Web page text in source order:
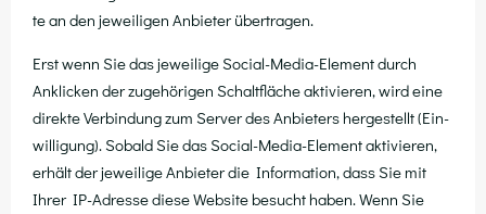
te an den jewei­li­gen Anbie­ter übertragen.
Erst wenn Sie das jewei­li­ge Social-Media-Ele­ment durch
Ankli­cken der zuge­hö­ri­gen Schalt­flä­che akti­vie­ren, wird eine
direk­te Ver­bin­dung zum Ser­ver des Anbie­ters her­ge­stellt (Ein­
wil­li­gung). Sobald Sie das Social-Media-Ele­ment akti­vie­ren,
erhält der jewei­li­ge Anbie­ter die Infor­ma­ti­on, dass Sie mit
Ihrer IP-Adres­se die­se Web­site besucht haben. Wenn Sie